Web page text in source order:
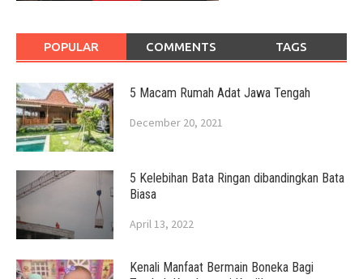
POPULAR COMMENTS TAGS
5 Macam Rumah Adat Jawa Tengah
December 20, 2021
5 Kelebihan Bata Ringan dibandingkan Bata
Biasa
April 13, 2022
Kenali Manfaat Bermain Boneka Bagi